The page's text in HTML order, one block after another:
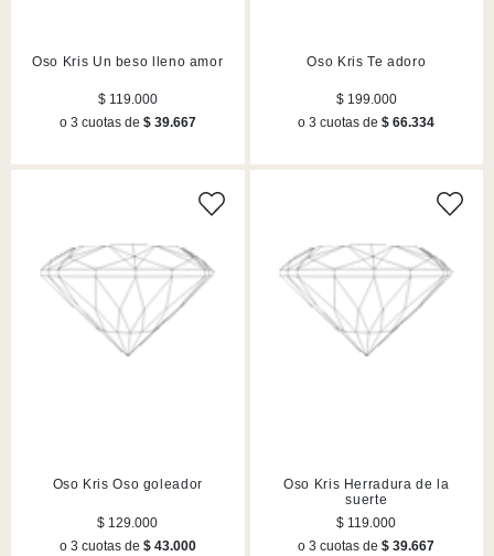
Oso Kris Un beso lleno amor
$ 119.000
o 3 cuotas de $ 39.667
Oso Kris Te adoro
$ 199.000
o 3 cuotas de$ 66.334
Oso Kris Oso goleador
$ 129.000
o 3 cuotas de $ 43.000
Oso Kris Herradura de la
suerte
$ 119.000
o 3 cuotas de$ 39.667